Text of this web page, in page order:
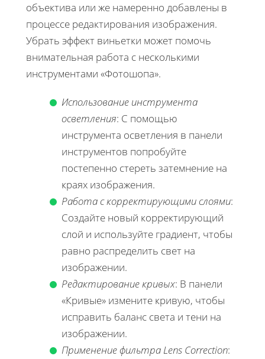
объектива или же намеренно добавлены в
процессе редактирования изображения.
Убрать эффект виньетки может помочь
внимательная работа с несколькими
инструментами «Фотошопа».
Использование инструмента
осветления: С помощью
инструмента осветления в панели
инструментов попробуйте
постепенно стереть затемнение на
краях изображения.
Работа с корректирующими слоями:
Создайте новый корректирующий
слой и используйте градиент, чтобы
равно распределить свет на
изображении.
Редактирование кривых: В панели
«Кривые» измените кривую, чтобы
исправить баланс света и тени на
изображении.
Применение фильтра Lens Correction: